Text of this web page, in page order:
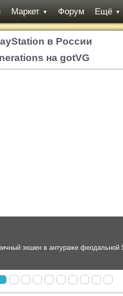
Маркет ▼ Форум Ещё ▼
в России
на gotVG
экшен в антураже феодальной Японии от